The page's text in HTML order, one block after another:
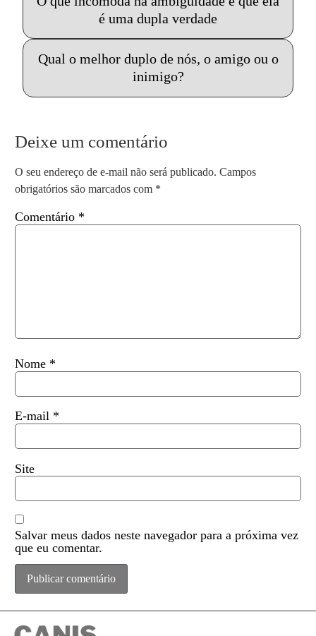
é uma dupla verdade
Qual o melhor duplo de nós, o amigo ou o
inimigo?
Deixe um comentário
O seu endereço de e-mail não será publicado. Campos
obrigatórios são marcados com *
Comentário *
Nome *
E-mail *
Site
Salvar meus dados neste navegador para a próxima vez
que eu comentar.